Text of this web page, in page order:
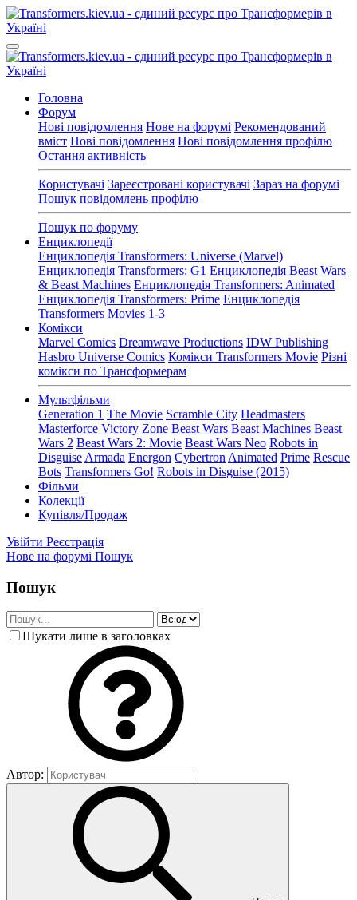
Головна
Форум
Нові повідомлення Нове на форумі Рекомендований
вміст Нові повідомлення Нові повідомлення профілю
Остання активність
Користувачі Зареєстровані користувачі Зараз на форумі
Пошук повідомлень профілю
Пошук по форуму
Енциклопедії
Енциклопедія Transformers: Universe (Marvel)
Енциклопедія Transformers: G1 Енциклопедія Beast Wars
& Beast Machines Енциклопедія Transformers: Animated
Енциклопедія Transformers: Prime Енциклопедія
Transformers Movies 1-3
Комікси
Marvel Comics Dreamwave Productions IDW Publishing
Hasbro Universe Comics Комікси Transformers Movie Різні
комікси по Трансформерам
Мультфільми
Generation 1 The Movie Scramble City Headmasters
Masterforce Victory Zone Beast Wars Beast Machines Beast
Wars 2 Beast Wars 2: Movie Beast Wars Neo Robots in
Disguise Armada Energon Cybertron Animated Prime Rescue
Bots Transformers Go! Robots in Disguise (2015)
Фільми
Колекції
Купівля/Продаж
Увійти Реєстрація
Нове на форумі Пошук
Пошук
Шукати лише в заголовках
Автор: